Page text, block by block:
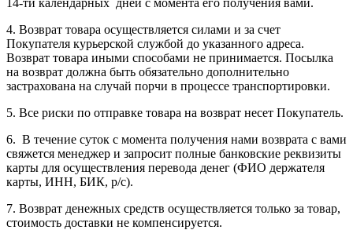
4. Возврат товара осуществляется силами и за счет
Покупателя курьерской службой до указанного адреса.
Возврат товара иными способами не принимается. Посылка
на возврат должна быть обязательно дополнительно
застрахована на случай порчи в процессе транспортировки.
5. Все риски по отправке товара на возврат несет Покупатель.
6. В течение суток с момента получения нами возврата с вами
свяжется менеджер и запросит полные банковские реквизиты
карты для осуществления перевода денег (ФИО держателя
карты, ИНН, БИК, р/с).
7. Возврат денежных средств осуществляется только за товар,
стоимость доставки не компенсируется.